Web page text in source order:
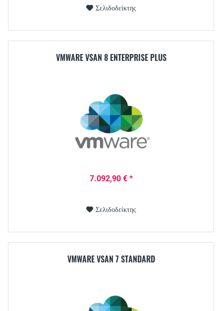
Σελιδοδείκτης
VMWARE VSAN 8 ENTERPRISE PLUS
7.092,90 € *
Σελιδοδείκτης
VMWARE VSAN 7 STANDARD